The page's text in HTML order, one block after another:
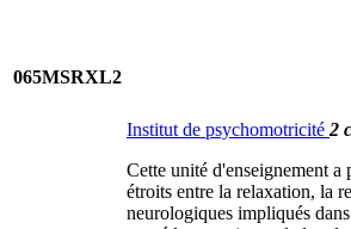
065MSRXL2
Institut de psychomotricité 2
Cette unité d'enseignement
étroits entre la relaxation, la
neurologiques impliqués